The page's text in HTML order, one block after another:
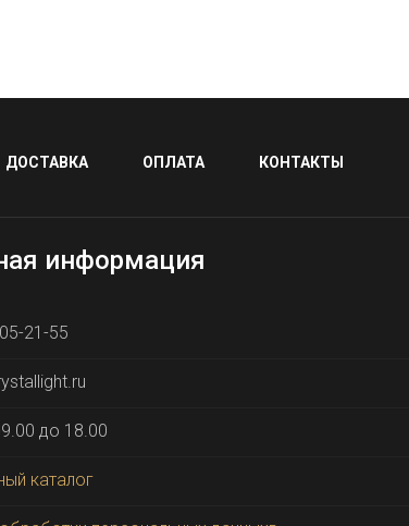
ДОСТАВКА ОПЛАТА КОНТАКТЫ
информация
21-55
до 18.00
каталог